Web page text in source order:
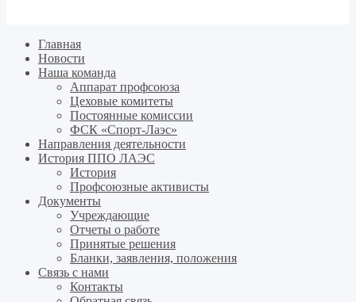
Главная
Новости
Наша команда
Аппарат профсоюза
Цеховые комитеты
Постоянные комиссии
ФСК «Спорт-Лаэс»
Направления деятельности
История ППО ЛАЭС
История
Профсоюзные активисты
Документы
Учреждающие
Отчеты о работе
Принятые решения
Бланки, заявления, положения
Связь с нами
Контакты